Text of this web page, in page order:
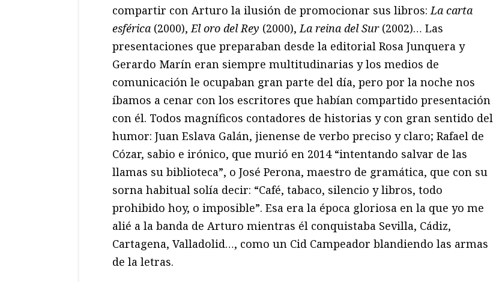
compartir con Arturo la ilusión de promocionar sus libros: La carta
esférica (2000), El oro del Rey (2000), La reina del Sur(2002)… Las
presentaciones que preparaban desde la editorial Rosa Junquera y
Gerardo Marín eran siempre multitudinarias y los medios de
comunicación le ocupaban gran parte del día, pero por la noche nos
íbamos a cenar con los escritores que habían compartido presentación
con él. Todos magníficos contadores de historias y con gran sentido del
humor: Juan Eslava Galán, jienense de verbo preciso y claro; Rafael de
Cózar, sabio e irónico, que murió en 2014 “intentando salvar de las
llamas su biblioteca”, o José Perona, maestro de gramática, que con su
sorna habitual solía decir: “Café, tabaco, silencio y libros, todo
prohibido hoy, o imposible”. Esa era la época gloriosa en la que yo me
alié a la banda de Arturo mientras él conquistaba Sevilla, Cádiz,
Cartagena, Valladolid…, como un Cid Campeador blandiendo las armas
de la letras.